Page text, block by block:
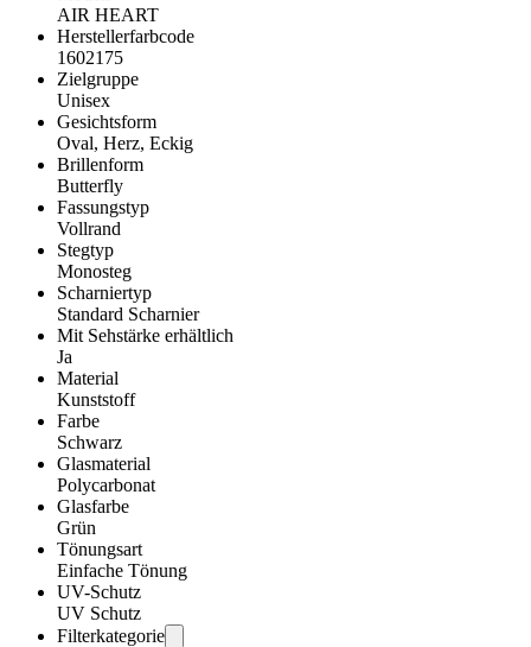
AIR HEART
Herstellerfarbcode
1602175
Zielgruppe
Unisex
Gesichtsform
Oval, Herz, Eckig
Brillenform
Butterfly
Fassungstyp
Vollrand
Stegtyp
Monosteg
Scharniertyp
Standard Scharnier
Mit Sehstärke erhältlich
Ja
Material
Kunststoff
Farbe
Schwarz
Glasmaterial
Polycarbonat
Glasfarbe
Grün
Tönungsart
Einfache Tönung
UV-Schutz
UV Schutz
Filterkategorie